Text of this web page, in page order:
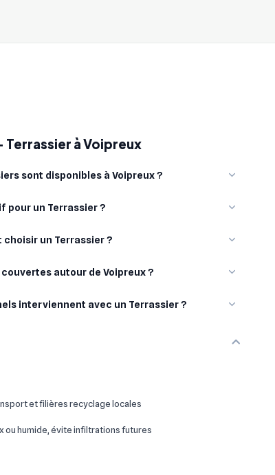
Terrassier à Voipreux
sont disponibles à Voipreux ?
pour un Terrassier ?
choisir un Terrassier ?
autour de Voipreux ?
interviennent avec un Terrassier ?
et filières recyclage locales
ou humide, évite infiltrations futures